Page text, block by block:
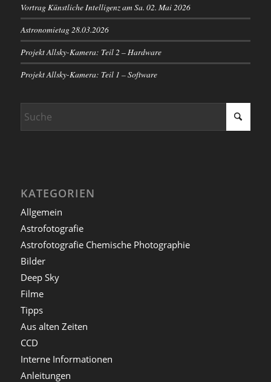
Vortrag Künstliche Intelligenz am Sa. 02. Mai 2026
Astronomietag 28.03.2026
Projekt Allsky-Kamera: Teil 2 – Hardware
Projekt Allsky-Kamera: Teil 1 – Software
KATEGORIEN
Allgemein
Astrofotografie
Astrofotografie Chemische Photographie
Bilder
Deep Sky
Filme
Tipps
Aus alten Zeiten
CCD
Interne Informationen
Anleitungen